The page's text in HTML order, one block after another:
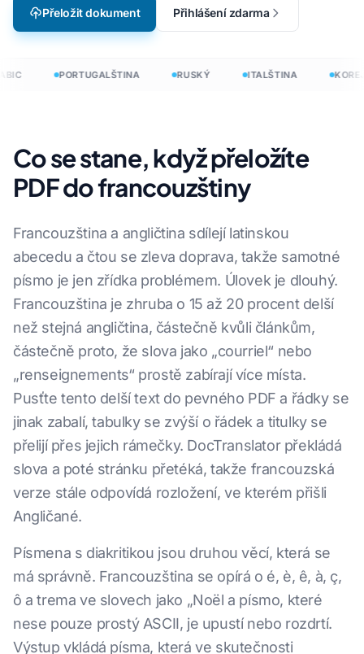
Přeložit dokument Přihlášení zdarma
PORTUGALŠTINA RUSKÝ ITALŠTINA
Co se stane, když přeložíte
PDF do francouzštiny
Francouzština a angličtina sdílejí latinskou
abecedu a čtou se zleva doprava, takže samotné
písmo je jen zřídka problémem. Úlovek je dlouhý.
Francouzština je zhruba o 15 až 20 procent delší
než stejná angličtina, částečně kvůli článkům,
částečně proto, že slova jako „courriel“ nebo
„renseignements“ prostě zabírají více místa.
Pusťte tento delší text do pevného PDF a řádky se
jinak zabalí, tabulky se zvýší o řádek a titulky se
přelijí přes jejich rámečky. DocTranslator překládá
slova a poté stránku přetéká, takže francouzská
verze stále odpovídá rozložení, ve kterém přišli
Angličané.
Písmena s diakritikou jsou druhou věcí, která se
má správně. Francouzština se opírá o é, è, ê, à, ç,
ô a trema ve slovech jako „Noël a písmo, které
nese pouze prostý ASCII, je upustí nebo rozdrtí.
Výstup vkládá písma, která ve skutečnosti